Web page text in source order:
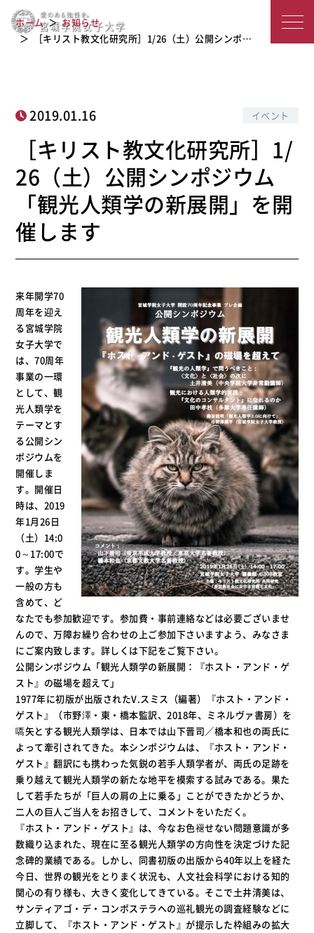
城
子
大
学
公開シンポジウム「観光人類学の新展
開」を開催します
ホーム
お知らせ
［キリスト教文化研究所］1/26（土）公開シンポ…
2019.01.16 イベント
［キリスト教文化研究所］1/
26（土）公開シンポジウム
「観光人類学の新展開」を開
催します
来年開学70
周年を迎え
る宮城学院
女子大学で
は、70周年
事業の一環
として、観
光人類学を
テーマとす
る公開シン
ポジウムを
開催しま
す。開催日
時は、2019
年1月26日
（土）14:0
0～17:00で
す。学生や
一般の方も
含めて、ど
なたでも参加歓迎です。参加費・事前連絡などは必要ございませ
んので、万障お繰り合わせの上ご参加下さいますよう、みなさま
にご案内致します。詳しくは下記をご覧下さい。
公開シンポジウム「観光人類学の新展開：『ホスト・アンド・ゲ
スト』の磁場を超えて」
1977年に初版が出版されたV.スミス（編著）『ホスト・アンド・
ゲスト』（市野澤・東・橋本監訳、2018年、ミネルヴァ書房）を
嚆矢とする観光人類学は、日本では山下晋司／橋本和也の両氏に
よって牽引されてきた。本シンポジウムは、『ホスト・アンド・
ゲスト』翻訳にも携わった気鋭の若手人類学者が、両氏の足跡を
乗り越えて観光人類学の新たな地平を模索する試みである。果た
して若手たちが「巨人の肩の上に乗る」ことができたかどうか、
二人の巨人ご当人をお招きして、コメントをいただく。
『ホスト・アンド・ゲスト』は、今なお色褪せない問題意識が多
数織り込まれた、現在に至る観光人類学の方向性を決定づけた記
念碑的業績である。しかし、同書初版の出版から40年以上を経た
今日、世界の観光をとりまく状況も、人文社会科学における知的
関心の有り様も、大きく変化してきている。そこで土井清美は、
サンティアゴ・デ・コンポステラへの巡礼観光の調査経験などに
立脚して、『ホスト・アンド・ゲスト』が提示した枠組みの拡大